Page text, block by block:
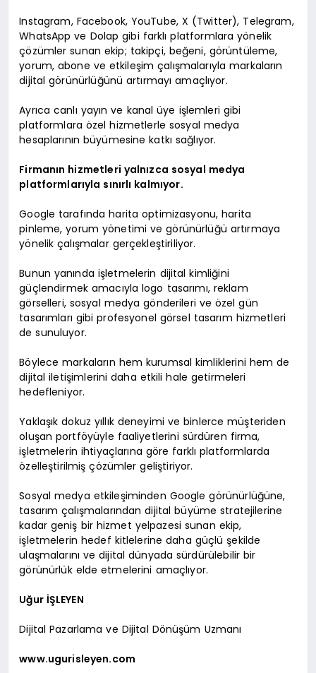
Instagram, Facebook, YouTube, X (Twitter), Telegram,
WhatsApp ve Dolap gibi farklı platformlara yönelik
çözümler sunan ekip; takipçi, beğeni, görüntüleme,
yorum, abone ve etkileşim çalışmalarıyla markaların
dijital görünürlüğünü artırmayı amaçlıyor.
Ayrıca canlı yayın ve kanal üye işlemleri gibi
platformlara özel hizmetlerle sosyal medya
hesaplarının büyümesine katkı sağlıyor.
Firmanın hizmetleri yalnızca sosyal medya
platformlarıyla sınırlı kalmıyor.
Google tarafında harita optimizasyonu, harita
pinleme, yorum yönetimi ve görünürlüğü artırmaya
yönelik çalışmalar gerçekleştiriliyor.
Bunun yanında işletmelerin dijital kimliğini
güçlendirmek amacıyla logo tasarımı, reklam
görselleri, sosyal medya gönderileri ve özel gün
tasarımları gibi profesyonel görsel tasarım hizmetleri
de sunuluyor.
Böylece markaların hem kurumsal kimliklerini hem de
dijital iletişimlerini daha etkili hale getirmeleri
hedefleniyor.
Yaklaşık dokuz yıllık deneyimi ve binlerce müşteriden
oluşan portföyüyle faaliyetlerini sürdüren firma,
işletmelerin ihtiyaçlarına göre farklı platformlarda
özelleştirilmiş çözümler geliştiriyor.
Sosyal medya etkileşiminden Google görünürlüğüne,
tasarım çalışmalarından dijital büyüme stratejilerine
kadar geniş bir hizmet yelpazesi sunan ekip,
işletmelerin hedef kitlelerine daha güçlü şekilde
ulaşmalarını ve dijital dünyada sürdürülebilir bir
görünürlük elde etmelerini amaçlıyor.
Uğur İŞLEYEN
Dijital Pazarlama ve Dijital Dönüşüm Uzmanı
www.ugurisleyen.com